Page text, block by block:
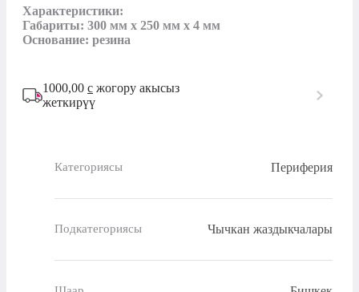
Характеристики:
Габариты: 300 мм x 250 мм x 4 мм
Основание: резина
1000,00 с жогору акысыз
жеткирүү
Категориясы Периферия
Подкатегориясы Чычкан жаздыкчалары